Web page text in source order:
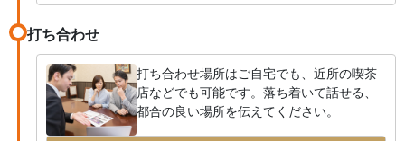
打ち合わせ
打ち合わせ場所はご自宅でも、近所の喫茶
店などでも可能です。落ち着いて話せる、
都合の良い場所を伝えてください。